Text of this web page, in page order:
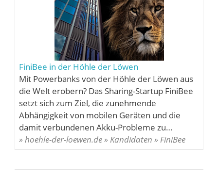
FiniBee in der Höhle der Löwen
Mit Powerbanks von der Höhle der Löwen aus
die Welt erobern? Das Sharing-Startup FiniBee
setzt sich zum Ziel, die zunehmende
Abhängigkeit von mobilen Geräten und die
damit verbundenen Akku-Probleme zu…
» hoehle-der-loewen.de » Kandidaten » FiniBee